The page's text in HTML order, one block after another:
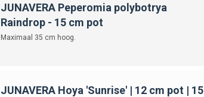
JUNAVERA Peperomia polybotrya
Raindrop - 15 cm pot
Maximaal 35 cm hoog.
JUNAVERA Hoya 'Sunrise' | 12 cm pot | 15